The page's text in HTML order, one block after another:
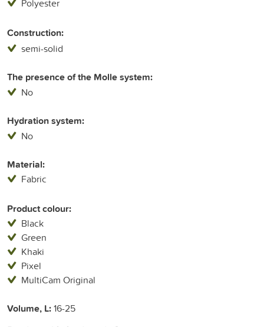
Polyester
Construction:
semi-solid
The presence of the Molle system:
No
Hydration system:
No
Material:
Fabric
Product colour:
Black
Green
Khaki
Pixel
MultiCam Original
Volume, L:16-25